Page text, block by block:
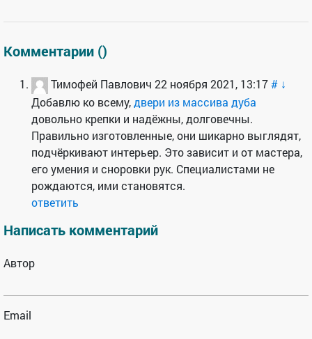
Комментарии ()
Тимофей Павлович 22 ноября 2021, 13:17# ↓
Добавлю ко всему,двери из массива дуба
довольно крепки и надёжны, долговечны.
Правильно изготовленные, они шикарно выглядят,
подчёркивают интерьер. Это зависит и от мастера,
его умения и сноровки рук. Специалистами не
рождаются, ими становятся.
ответить
Написать комментарий
Автор
Email